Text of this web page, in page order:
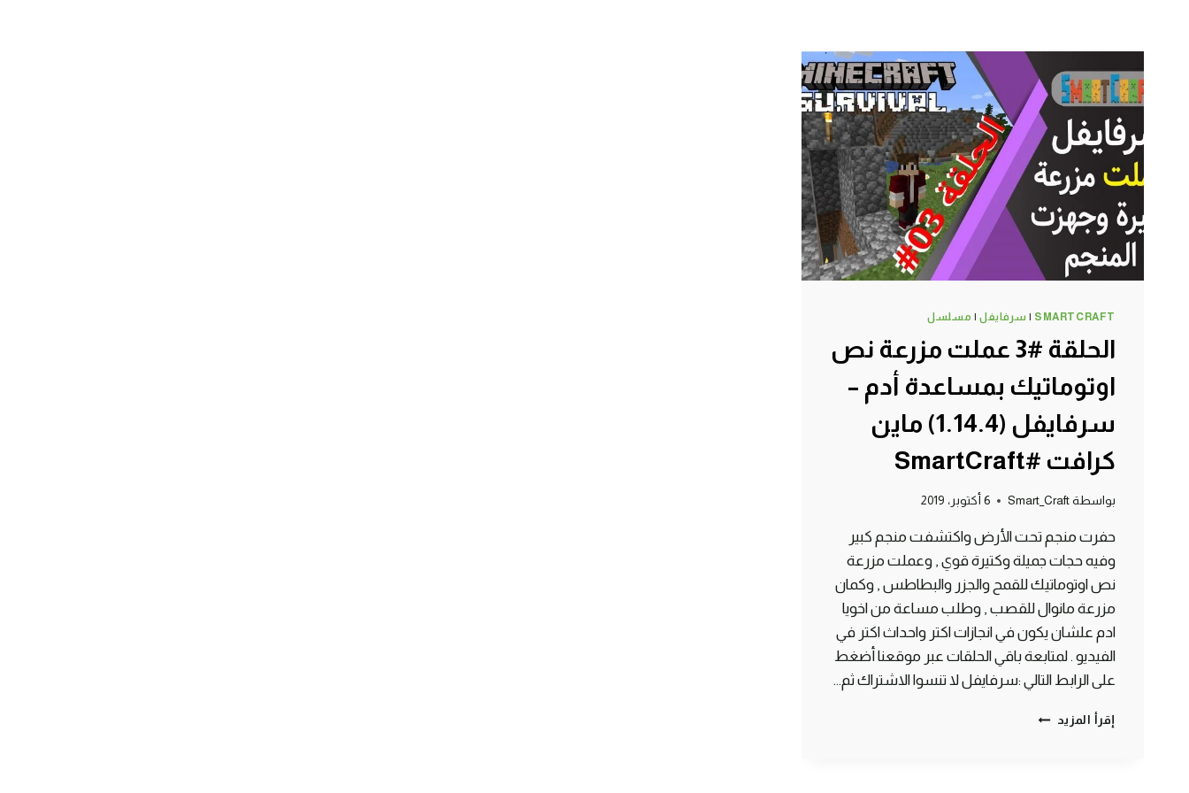
SMARTCRAFT
| سرفايفل| مسلسل
الحلقة #3 عملت مزرعة نص
اوتوماتيك بمساعدة أدم –
سرفايفل (1.14.4) ماين
كرافت #SmartCraft
بواسطة Smart_Craft 6 أكتوبر، 2019
حفرت منجم تحت الأرض واكتشفت منجم كبير
وفيه حجات جميلة وكتيرة قوي , وعملت مزرعة
نص اوتوماتيك للقمح والجزر والبطاطس , وكمان
مزرعة مانوال للقصب , وطلب مساعة من اخويا
ادم علشان يكون في انجازات اكتر واحداث اكتر في
الفيديو . لمتابعة باقي الحلقات عبر موقعنا أضغط
على الرابط التالي :سرفايفل لا تنسوا الاشتراك ثم…
إقرأ المزيد الحلقة